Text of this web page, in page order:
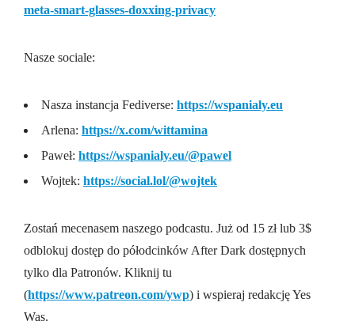
meta-smart-glasses-doxxing-privacy
Nasze sociale:
Nasza instancja Fediverse: ⁠⁠⁠⁠⁠⁠⁠⁠⁠⁠ https://wspanialy.eu
⁠⁠⁠⁠⁠Arlena: https://x.com/wittamina
Paweł⁠: https://wspanialy.eu/@pawel
⁠⁠⁠⁠⁠⁠⁠Wojtek⁠⁠⁠⁠⁠⁠⁠⁠⁠⁠: https://social.lol/@wojtek
Zostań mecenasem naszego podcastu. Już od 15 zł lub 3$
odblokuj dostęp do półodcinków After Dark dostępnych
tylko dla Patronów. Kliknij tu
(⁠⁠⁠⁠⁠⁠⁠⁠⁠⁠https://www.patreon.com/ywp⁠⁠⁠⁠⁠⁠⁠⁠⁠⁠) i wspieraj redakcję Yes
Was.